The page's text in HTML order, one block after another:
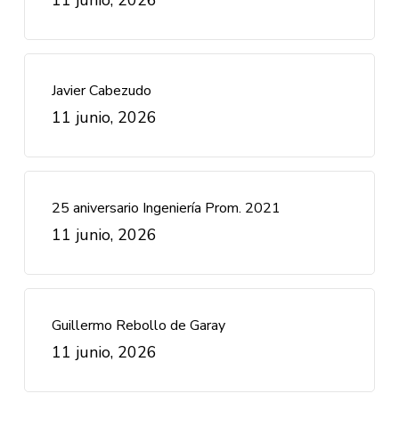
Javier Cabezudo
11 junio, 2026
25 aniversario Ingeniería Prom. 2021
11 junio, 2026
Guillermo Rebollo de Garay
11 junio, 2026